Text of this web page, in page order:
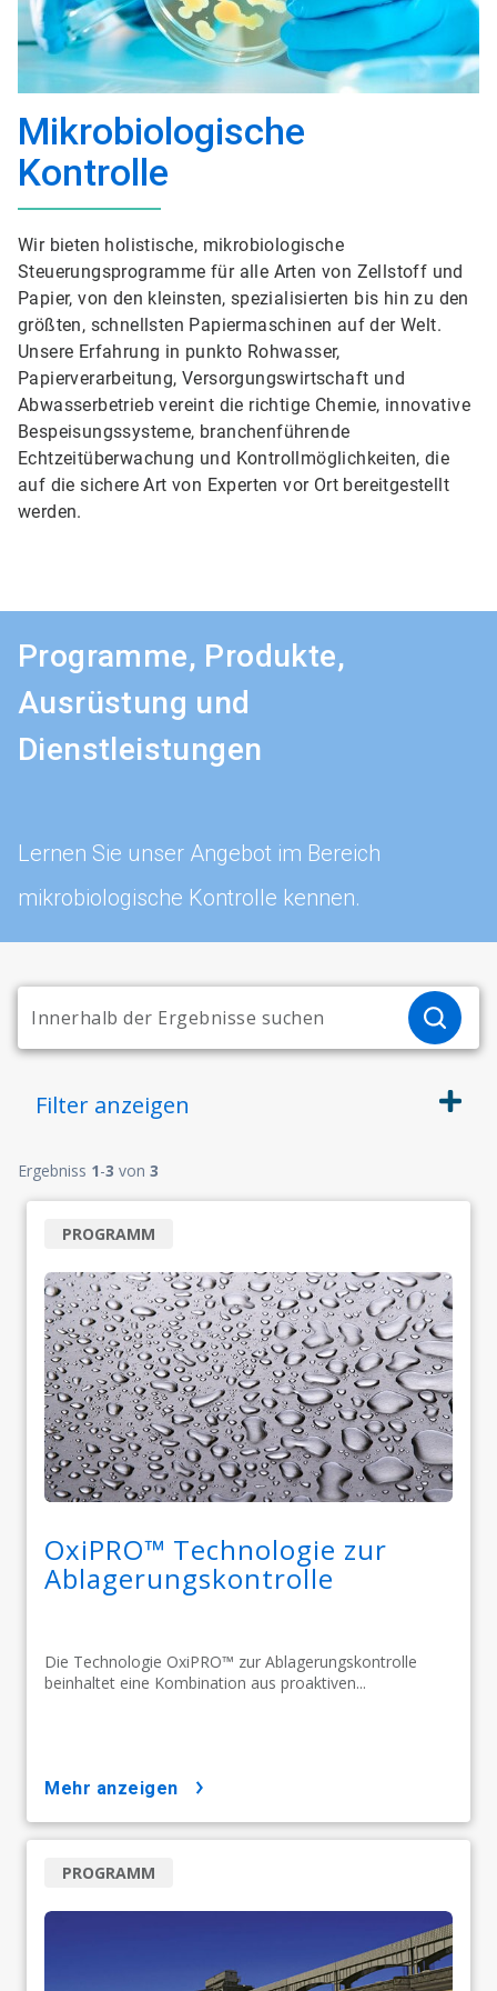
Mikrobiologische
Kontrolle
Wir bieten holistische, mikrobiologische
Steuerungsprogramme für alle Arten von Zellstoff und
Papier, von den kleinsten, spezialisierten bis hin zu den
größten, schnellsten Papiermaschinen auf der Welt.
Unsere Erfahrung in punkto Rohwasser,
Papierverarbeitung, Versorgungswirtschaft und
Abwasserbetrieb vereint die richtige Chemie, innovative
Bespeisungssysteme, branchenführende
Echtzeitüberwachung und Kontrollmöglichkeiten, die
auf die sichere Art von Experten vor Ort bereitgestellt
werden.
Programme, Produkte,
Ausrüstung und
Dienstleistungen
Lernen Sie unser Angebot im Bereich
mikrobiologische Kontrolle kennen.
Filter anzeigen
Ergebniss 1-3 von 3
OxiPRO™ Technologie zur
Ablagerungskontrolle
Die Technologie OxiPRO™ zur Ablagerungskontrolle
beinhaltet eine Kombination aus proaktiven...
PROGRAMM
mehr anzeigen
PROGRAMM